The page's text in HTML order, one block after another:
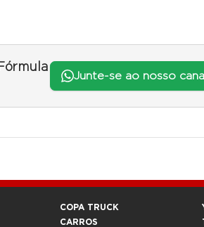
Junte-se ao nosso
COPA TRUCK
CARROS